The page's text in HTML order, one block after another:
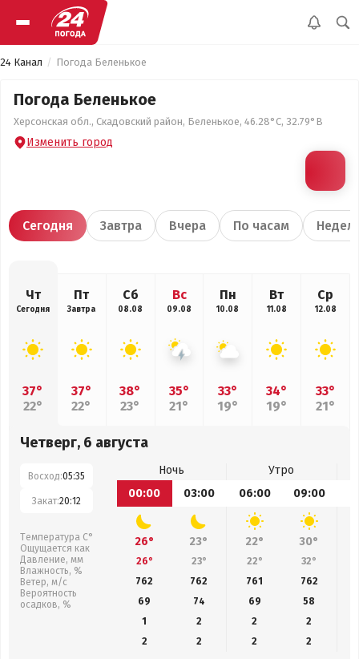
24 Канал Погода Беленькое
Погода Беленькое
Херсонская обл., Скадовский район, Беленькое, 46.28°С, 32.79°В
Изменить город
Сегодня Завтра Вчера По часам
Чт
Сегодня
37°
22°
Пт
Завтра
37°
22°
Сб
08.08
38°
23°
Вс
09.08
35°
21°
Пн
10.08
33°
19°
Вт
11.08
34°
19°
Ср
12.08
33°
21°
Четверг, 6 августа
Восход:05:35
Закат:20:12
Температура С°
Ощущается как
Давление, мм
Влажность, %
Ветер, м/с
Вероятность
осадков, %
Ночь
Утро
00:00
03:00 06:00 09:00
26° 23° 22° 30°
26° 23° 22° 32°
762
762 761 762
69
74 69 58
1
2 2
2
2
2 2 2